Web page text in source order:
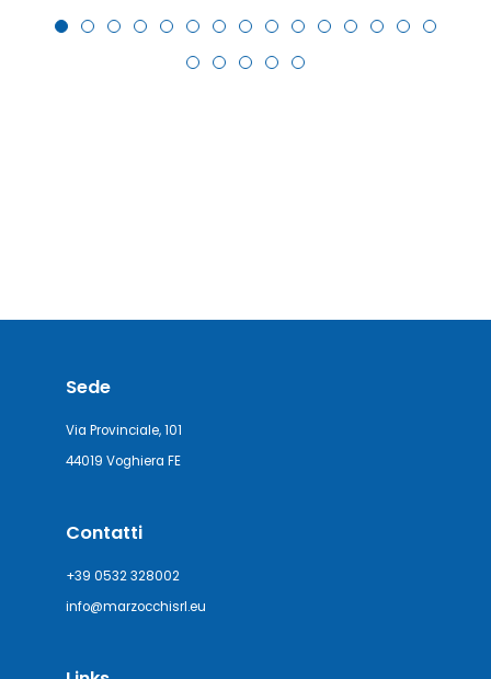
Sede
Via Provinciale, 101
44019 Voghiera FE
Contatti
+39 0532 328002
info@marzocchisrl.eu